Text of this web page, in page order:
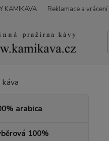
KAMIKAVA Reklamace a vrácení
arabica
100%